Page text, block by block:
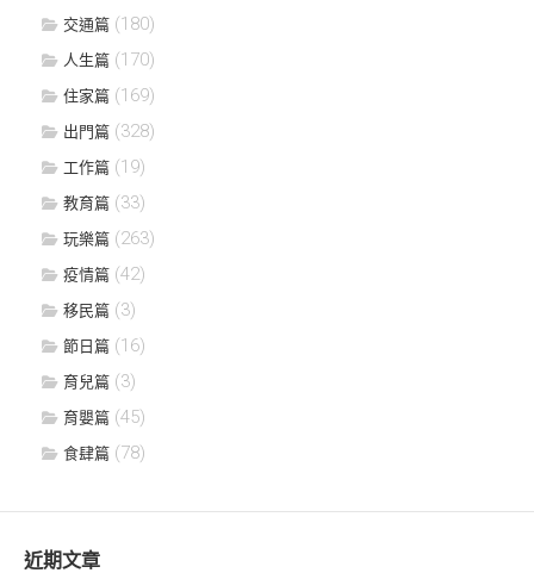
交通篇 (180)
人生篇 (170)
住家篇 (169)
出門篇 (328)
工作篇 (19)
教育篇 (33)
玩樂篇 (263)
疫情篇 (42)
移民篇 (3)
節日篇 (16)
育兒篇 (3)
育嬰篇 (45)
食肆篇 (78)
近期文章